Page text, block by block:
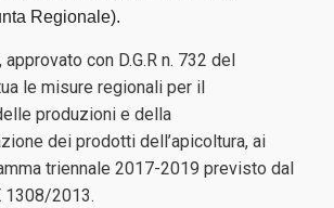
Regionale).
approvato con D.G.R n. 732 del
le misure regionali per il
produzioni e della
dei prodotti dell’apicoltura, ai
triennale 2017-2019 previsto dal
1308/2013.